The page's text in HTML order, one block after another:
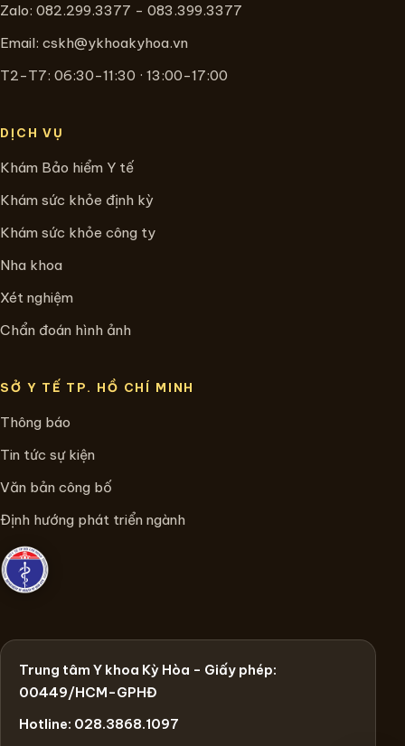
Zalo: 082.299.3377 - 083.399.3377
Email: cskh@ykhoakyhoa.vn
T2-T7: 06:30-11:30 · 13:00-17:00
DỊCH VỤ
Khám Bảo hiểm Y tế
Khám sức khỏe định kỳ
Khám sức khỏe công ty
Nha khoa
Xét nghiệm
Chẩn đoán hình ảnh
SỞ Y TẾ TP. HỒ CHÍ MINH
Thông báo
Tin tức sự kiện
Văn bản công bố
Định hướng phát triển ngành
Trung tâm Y khoa Kỳ Hòa - Giấy phép:
00449/HCM-GPHĐ
Hotline: 028.3868.1097